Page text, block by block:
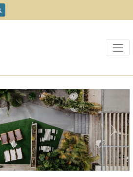
Next